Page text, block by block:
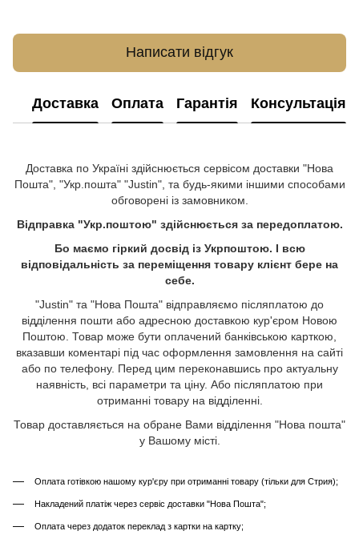
Написати відгук
Доставка Оплата Гарантія Консультація
Доставка по Україні здійснюється сервісом доставки "Нова
Пошта", "Укр.пошта" "Justin", та будь-якими іншими способами
обговорені із замовником.
Відправка "Укр.поштою" здійснюється за передоплатою.
Бо маємо гіркий досвід із Укрпоштою. І всю
відповідальність за переміщення товару клієнт бере на
себе.
"Justin" та "Нова Пошта" відправляємо післяплатою до
відділення пошти або адресною доставкою кур'єром Новою
Поштою. Товар може бути оплачений банківською карткою,
вказавши коментарі під час оформлення замовлення на сайті
або по телефону. Перед цим переконавшись про актуальну
наявність, всі параметри та ціну. Або післяплатою при
отриманні товару на відділенні.
Товар доставляється на обране Вами відділення "Нова пошта"
у Вашому місті.
Оплата готівкою нашому кур'єру при отриманні товару (тільки для Стрия);
Накладений платіж через сервіс доставки "Нова Пошта";
Оплата через додаток переклад з картки на картку;